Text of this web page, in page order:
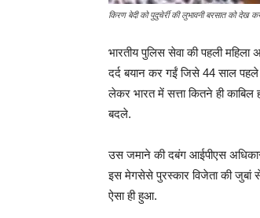
किरण बेदी को पुदुचेर्री की लुभावनी बरसात को देख कर
भारतीय पुलिस सेवा की पहली
दर्द बयान कर गईं जिसे 44 साल
लेकर भारत में सत्ता कितने ही काबिल
बदले.
उस जमाने की दबंग आईपीएस
इस मेगसेसे पुरस्कार विजेता की जुबां
ऐसा ही हुआ.